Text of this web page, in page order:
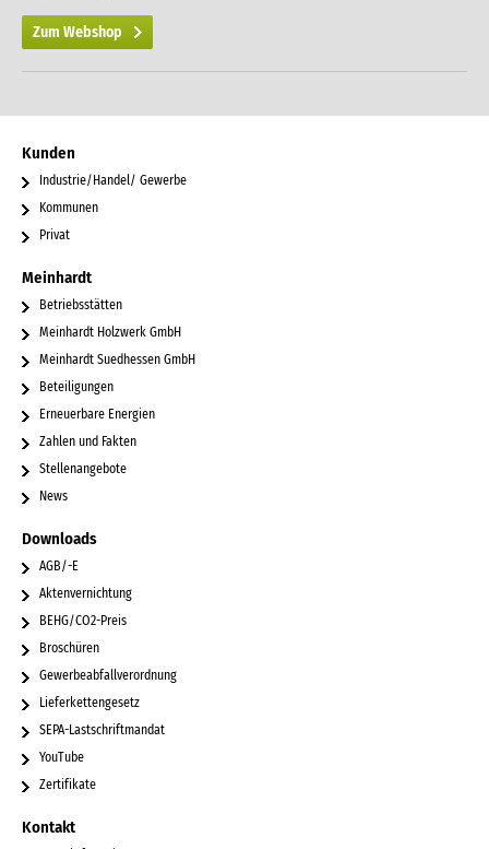
Zum Webshop
Kunden
Industrie/Handel/ Gewerbe
Kommunen
Privat
Meinhardt
Betriebsstätten
Meinhardt Holzwerk GmbH
Meinhardt Suedhessen GmbH
Beteiligungen
Erneuerbare Energien
Zahlen und Fakten
Stellenangebote
News
Downloads
AGB/-E
Aktenvernichtung
BEHG/CO2-Preis
Broschüren
Gewerbeabfallverordnung
Lieferkettengesetz
SEPA-Lastschriftmandat
YouTube
Zertifikate
Kontakt